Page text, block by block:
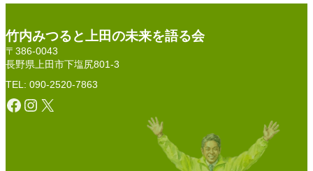
竹内みつると上田の未来を語る会
〒386-0043
長野県上田市下塩尻801-3
TEL: 090-2520-7863
Facebook Instagram X